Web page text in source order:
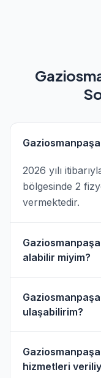
2026 yılı
bölgesinde 2
vermektedir.
alabilir miyim?
tedavi hizmeti
bulunmaktadır.
bu
ulaşabilirim?
sayfasından
doğrudan
hizmetleri